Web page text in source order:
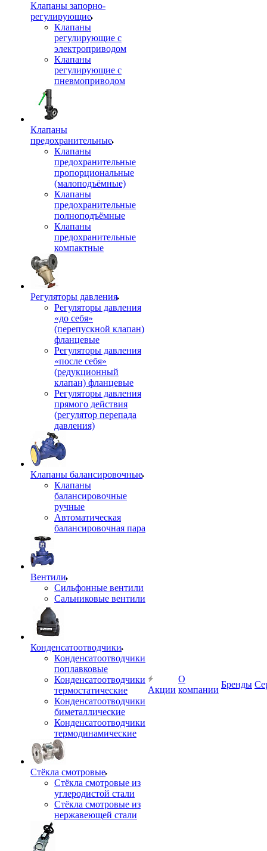
Клапаны запорно-
регулирующие
Клапаны
регулирующие с
электроприводом
Клапаны
регулирующие с
пневмоприводом
Клапаны
предохранительные
Клапаны
предохранительные
пропорциональные
(малоподъёмные)
Клапаны
предохранительные
полноподъёмные
Клапаны
предохранительные
компактные
Регуляторы давления
Регуляторы давления
«до себя»
(перепускной клапан)
фланцевые
Регуляторы давления
«после себя»
(редукционный
клапан) фланцевые
Регуляторы давления
прямого действия
(регулятор перепада
давления)
Клапаны балансировочные
Клапаны
балансировочные
ручные
Автоматическая
балансировочная пара
Вентили
Сильфонные вентили
Сальниковые вентили
Конденсатоотводчики
Конденсатоотводчики
поплавковые
Конденсатоотводчики
термостатические
Конденсатоотводчики
биметаллические
Конденсатоотводчики
термодинамические
Стёкла смотровые
Стёкла смотровые из
углеродистой стали
Стёкла смотровые из
нержавеющей стали
Акции
О
компании
Бренды